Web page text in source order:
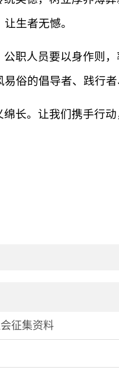
生者无憾。
职人员要以身作则
俗的倡导者、践行者
长。让我们携手行
征集资料